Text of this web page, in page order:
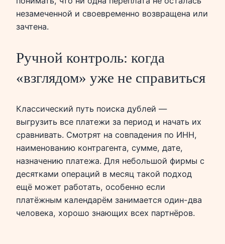
незамеченной и своевременно возвращена или
зачтена.
Ручной контроль: когда
«взглядом» уже не справиться
Классический путь поиска дублей —
выгрузить все платежи за период и начать их
сравнивать. Смотрят на совпадения по ИНН,
наименованию контрагента, сумме, дате,
назначению платежа. Для небольшой фирмы с
десятками операций в месяц такой подход
ещё может работать, особенно если
платёжным календарём занимается один-два
человека, хорошо знающих всех партнёров.